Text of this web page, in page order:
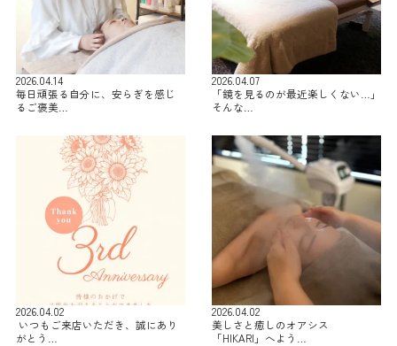
2026.04.14
毎日頑張る自分に、安らぎを感じ
るご褒美…
2026.04.07
「鏡を見るのが最近楽しくない…」
そんな…
2026.04.02
⁡ いつもご来店いただき、誠にあり
がとう…
2026.04.02
美しさと癒しのオアシス
「HIKARI」へよう…